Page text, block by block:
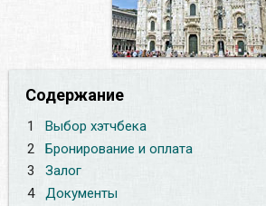
Содержание
1
Выбор хэтчбека
2
Бронирование и оплата
3
Залог
4
Документы